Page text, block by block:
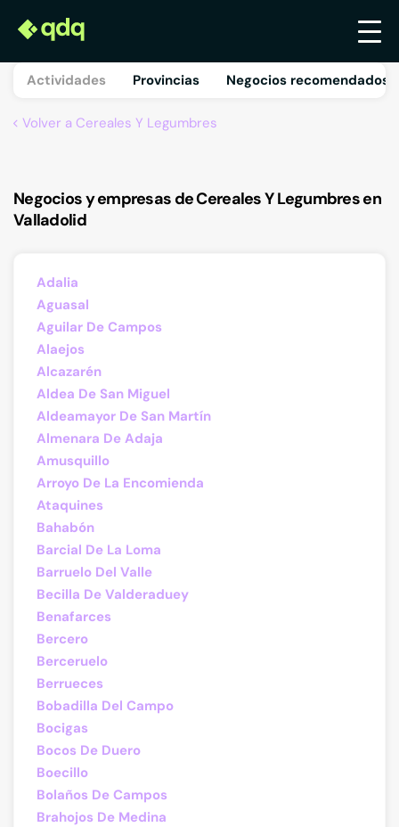
Actividades Provincias Negocios recomendados
Volver a Cereales Y Legumbres
Negocios y empresas de Cereales Y Legumbres en
Valladolid
Adalia
Aguasal
Aguilar De Campos
Alaejos
Alcazarén
Aldea De San Miguel
Aldeamayor De San Martín
Almenara De Adaja
Amusquillo
Arroyo De La Encomienda
Ataquines
Bahabón
Barcial De La Loma
Barruelo Del Valle
Becilla De Valderaduey
Benafarces
Bercero
Berceruelo
Berrueces
Bobadilla Del Campo
Bocigas
Bocos De Duero
Boecillo
Bolaños De Campos
Brahojos De Medina